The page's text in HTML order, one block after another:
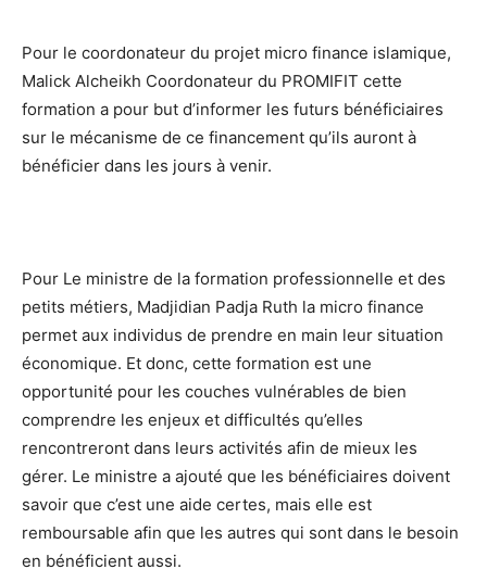
Pour le coordonateur du projet micro finance islamique,
Malick Alcheikh Coordonateur du PROMIFIT cette
formation a pour but d’informer les futurs bénéficiaires
sur le mécanisme de ce financement qu’ils auront à
bénéficier dans les jours à venir.
Pour Le ministre de la formation professionnelle et des
petits métiers, Madjidian Padja Ruth la micro finance
permet aux individus de prendre en main leur situation
économique. Et donc, cette formation est une
opportunité pour les couches vulnérables de bien
comprendre les enjeux et difficultés qu’elles
rencontreront dans leurs activités afin de mieux les
gérer. Le ministre a ajouté que les bénéficiaires doivent
savoir que c’est une aide certes, mais elle est
remboursable afin que les autres qui sont dans le besoin
en bénéficient aussi.